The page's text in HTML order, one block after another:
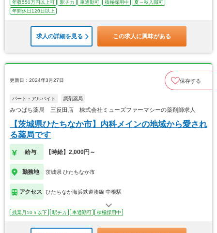
年収550万円以上可 駅チカ 車通勤可 積極採用中
夏～秋入職可
年間休日120日以上
求人の詳細を見る この求人に興味がある
更新日：2024年3月27日 保存する
パート・アルバイト 調剤薬局
みつばち薬局 三反田店 株式会社ミューズファーマシーの薬剤師求人
【茨城県ひたちなか市】内科メインの地域から愛され
る薬局です
給与 【時給】2,000円～
勤務地 茨城県 ひたちなか市
アクセス ひたちなか海浜鉄道湊線 中根駅
残業月10ｈ以下 駅チカ 車通勤可 積極採用中